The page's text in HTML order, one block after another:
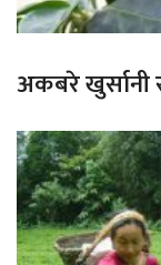
अकबरे खुर्सानी